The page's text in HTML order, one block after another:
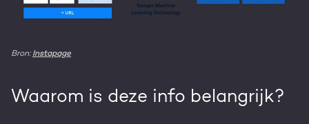
Bron: Instapage
Waarom is deze info belangrijk?